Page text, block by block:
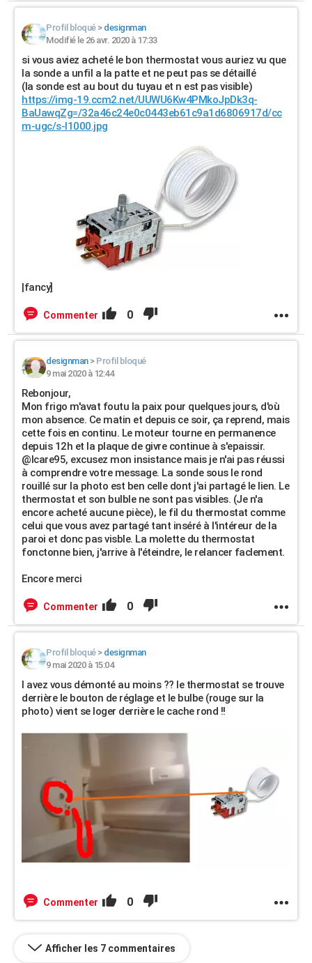
Profil bloqué> designman
Modifié le 26 avr. 2020 à 17:33
si vous aviez acheté le bon thermostat vous auriez vu que
la sonde a unfil a la patte et ne peut pas se détaillé
(la sonde est au bout du tuyau et n est pas visible)
https://img-19.ccm2.net/UUWU6Kw4PMkoJpDk3q-
BaUawqZg=/32a46c24e0c0443eb61c9a1d6806917d/cc
m-ugc/s-l1000.jpg
|fancy]
Commenter 0
designman> Profil bloqué
9 mai 2020 à 12:44
Rebonjour,
Mon frigo m'avat foutu la paix pour quelques jours, d'où
mon absence. Ce matin et depuis ce soir, ça reprend, mais
cette fois en continu. Le moteur tourne en permanence
depuis 12h et la plaque de givre continue à s'epaissir.
@Icare95, excusez mon insistance mais je n'ai pas réussi
à comprendre votre message. La sonde sous le rond
rouillé sur la photo est ben celle dont j'ai partagé le lien. Le
thermostat et son bulble ne sont pas visibles. (Je n'a
encore acheté aucune pièce), le fil du thermostat comme
celui que vous avez partagé tant inséré à l'intéreur de la
paroi et donc pas visble. La molette du thermostat
fonctonne bien, j'arrive à l'éteindre, le relancer faclement.
Encore merci
Commenter 0
Profil bloqué> designman
9 mai 2020 à 15:04
l avez vous démonté au moins ?? le thermostat se trouve
derrière le bouton de réglage et le bulbe (rouge sur la
photo) vient se loger derrière le cache rond !!
Commenter 0
Afficher les 7 commentaires